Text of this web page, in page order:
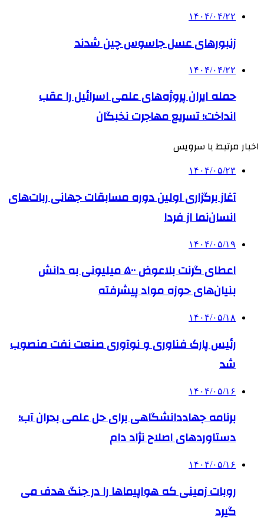
۱۴۰۴/۰۴/۲۲
زنبورهای عسل جاسوس چین شدند
۱۴۰۴/۰۴/۲۲
حمله ایران پروژه‌های علمی اسرائیل را عقب
انداخت؛ تسریع مهاجرت نخبگان
اخبار مرتبط با سرویس
۱۴۰۴/۰۵/۲۳
آغاز برگزاری اولین دوره مسابقات جهانی ربات‌های
انسان‌نما از فردا
۱۴۰۴/۰۵/۱۹
اعطای گرنت بلاعوض ۵۰۰ میلیونی به دانش
بنیان‌های حوزه مواد پیشرفته
۱۴۰۴/۰۵/۱۸
رئیس پارک فناوری و نوآوری صنعت نفت منصوب
شد
۱۴۰۴/۰۵/۱۶
برنامه جهاددانشگاهی برای حل علمی بحران آب؛
دستاوردهای اصلاح نژاد دام
۱۴۰۴/۰۵/۱۶
روبات زمینی که هواپیماها را در جنگ هدف می
گیرد